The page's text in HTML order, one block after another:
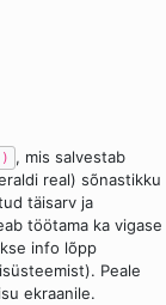
, mis salvestab
real) sõnastikku
täisarv ja
töötama ka vigase
info lõpp
Peale
ekraanile.